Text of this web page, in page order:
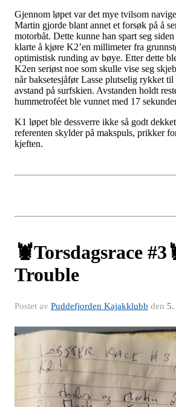
Gjennom løpet var det mye tvilsom
Martin gjorde blant annet et forsøk på å
motorbåt. Dette kunne han spart seg
klarte å kjøre K2’en millimeter fra
optimistisk runding av bøye. Etter dette
K2en seriøst noe som skulle vise seg
når baksetesjåfør Lasse plutselig rykket
avstand på surfskien. Avstanden holdt
hummetroféet ble vunnet med 17
K1 løpet ble dessverre ikke så godt
referenten skylder på makspuls, prikker
kjeften.
🦞Torsdagsrace
Trouble
Postet av Puddefjorden Kajakklubb den 5.